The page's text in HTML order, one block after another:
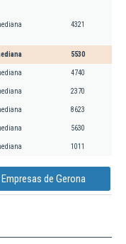
4321
5530
4740
2370
8623
5630
1011
de Gerona